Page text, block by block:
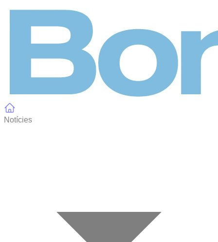
Notícies